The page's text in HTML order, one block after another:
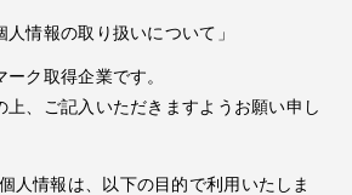
情報の取り扱いについて」
ク取得企業です。
上、ご記入いただきますようお願い申し
人情報は、以下の目的で利用いたしま